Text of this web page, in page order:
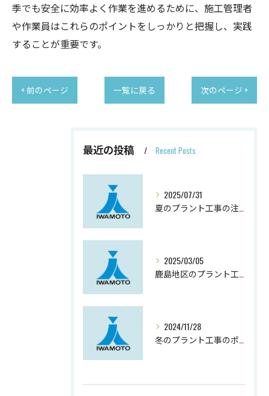
季でも安全に効率よく作業を進めるために、施工管理者
や作業員はこれらのポイントをしっかりと把握し、実践
することが重要です。
< 前のページ 一覧に戻る 次のページ >
最近の投稿 Recent Posts
2025/07/31
2025/03/05
2024/11/28